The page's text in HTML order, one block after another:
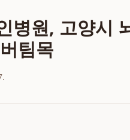
병원, 고양시
팀목